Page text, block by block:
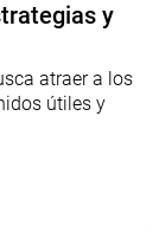
y
atraer a los
útiles y